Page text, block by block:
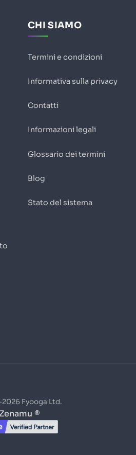
CHI SIAMO
Termini e condizioni
Informativa sulla privacy
Contatti
Informazioni legali
Glossario dei termini
Blog
Stato del sistema
Fyooga Ltd.
Zenamu ®